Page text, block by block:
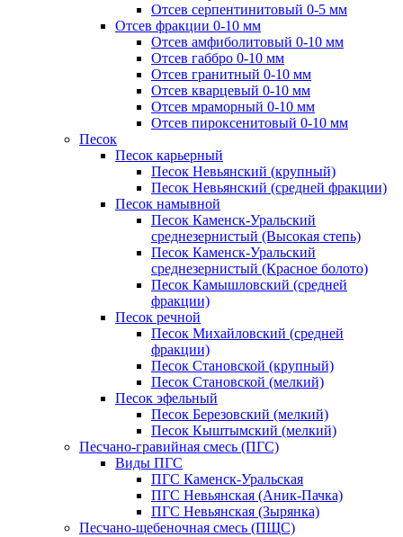
Отсев серпентинитовый 0-5 мм
Отсев фракции 0-10 мм
Отсев амфиболитовый 0-10 мм
Отсев габбро 0-10 мм
Отсев гранитный 0-10 мм
Отсев кварцевый 0-10 мм
Отсев мраморный 0-10 мм
Отсев пироксенитовый 0-10 мм
Песок
Песок карьерный
Песок Невьянский (крупный)
Песок Невьянский (средней фракции)
Песок намывной
Песок Каменск-Уральский
среднезернистый (Высокая степь)
Песок Каменск-Уральский
среднезернистый (Красное болото)
Песок Камышловский (средней
фракции)
Песок речной
Песок Михайловский (средней
фракции)
Песок Становской (крупный)
Песок Становской (мелкий)
Песок эфельный
Песок Березовский (мелкий)
Песок Кыштымский (мелкий)
Песчано-гравийная смесь (ПГС)
Виды ПГС
ПГС Каменск-Уральская
ПГС Невьянская (Аник-Пачка)
ПГС Невьянская (Зырянка)
Песчано-щебеночная смесь (ПЩС)